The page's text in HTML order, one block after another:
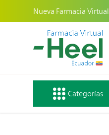
Nueva Farmacia Virtual
Categorías